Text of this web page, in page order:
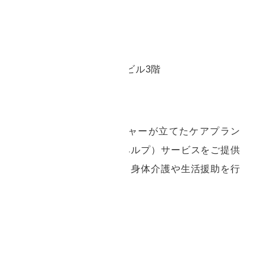
広野1丁目3番26号広野MCビル3階
ーションでは、ケアマネジャーが立てたケアプラン
沿って、訪問介護（ホームヘルプ）サービスをご提供
ホームヘルパーが訪問して、身体介護や生活援助を行